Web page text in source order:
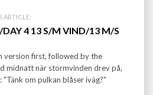
ARTICLE:
DAY 4 13 S/M VIND/13 M/S
version first, followed by the
midnatt när stormvinden drev på,
"Tänk om pulkan blåser iväg?"